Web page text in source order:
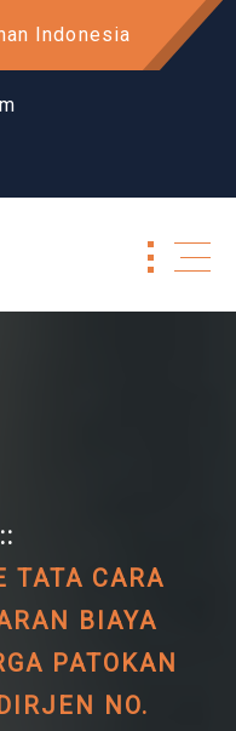
Indonesia
TATA CARA
BIAYA
PATOKAN
NO.